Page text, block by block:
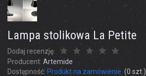
Lampa stolikowa La Petite
Dodaj recenzję:
Producent: Artemide
Dostępność: Produkt na zamówienie (0 szt.)